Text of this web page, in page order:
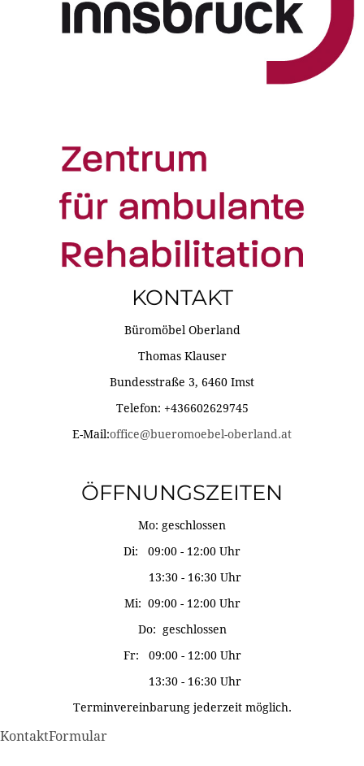
KONTAKT
Büromöbel Oberland
Thomas Klauser
Bundesstraße 3, 6460 Imst
Telefon: +436602629745
E-Mail:office@bueromoebel-oberland.at
ÖFFNUNGSZEITEN
Mo: geschlossen
Di: 09:00 - 12:00 Uhr
13:30 - 16:30 Uhr
Mi: 09:00 - 12:00 Uhr
Do: geschlossen
Fr: 09:00 - 12:00 Uhr
13:30 - 16:30 Uhr
Terminvereinbarung jederzeit möglich.
KontaktFormular